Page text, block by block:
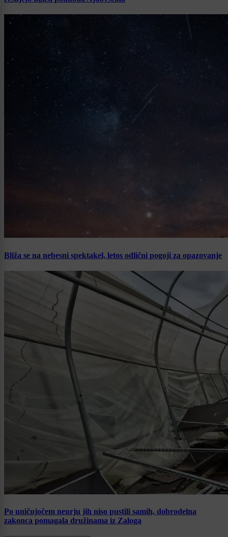
Bliža se na nebesni spektakel, letos odlični pogoji za opazovanje
Po uničujočem neurju jih niso pustili samih, dobrodelna
zakonca pomagala družinama iz Zaloga